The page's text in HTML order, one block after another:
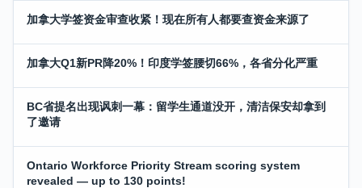
加拿大学签资金审查收紧！现在所有人都要查资金来源了
加拿大Q1新PR降20%！印度学签腰切66%，各省分化严重
BC省提名出现讽刺一幕：留学生通道没开，清洁保安却拿到
了邀请
Ontario Workforce Priority Stream scoring system
revealed — up to 130 points!